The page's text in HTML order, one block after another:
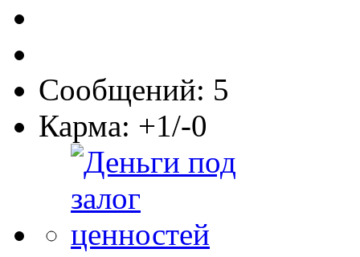
Сообщений: 5
Карма: +1/-0